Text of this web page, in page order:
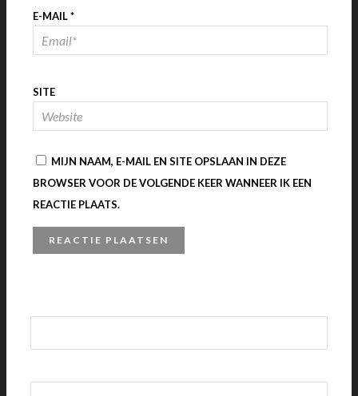
E-MAIL*
SITE
MIJN NAAM, E-MAIL EN SITE OPSLAAN IN DEZE
BROWSER VOOR DE VOLGENDE KEER WANNEER IK EEN
REACTIE PLAATS.